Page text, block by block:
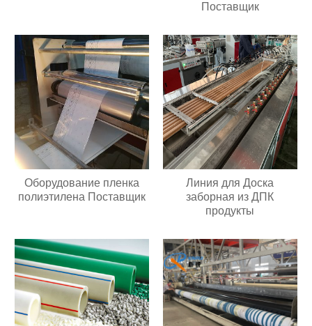
Поставщик
Оборудование пленка
полиэтилена Поставщик
Линия для Доска
заборная из ДПК
продукты